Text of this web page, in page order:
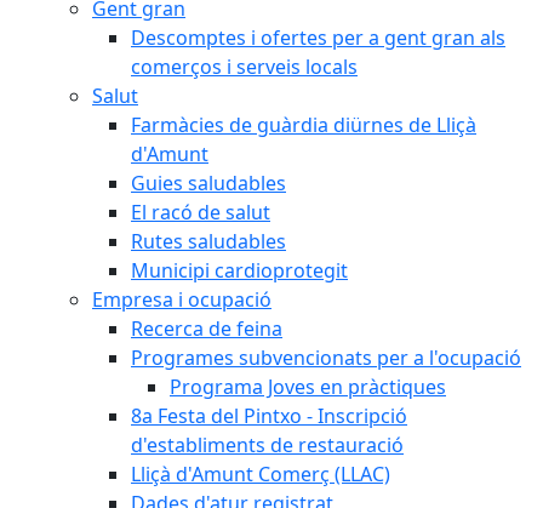
Gent gran
Descomptes i ofertes per a gent gran als
comerços i serveis locals
Salut
Farmàcies de guàrdia diürnes de Lliçà
d'Amunt
Guies saludables
El racó de salut
Rutes saludables
Municipi cardioprotegit
Empresa i ocupació
Recerca de feina
Programes subvencionats per a l'ocupació
Programa Joves en pràctiques
8a Festa del Pintxo - Inscripció
d'establiments de restauració
Lliçà d'Amunt Comerç (LLAC)